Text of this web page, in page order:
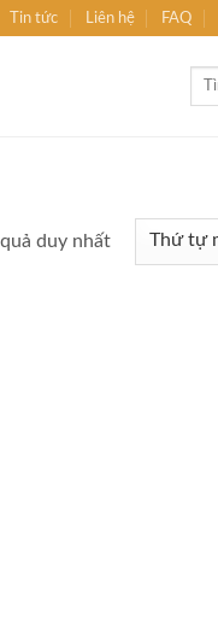
Tin tức Liên hệ FAQ
Tìm
duy nhất